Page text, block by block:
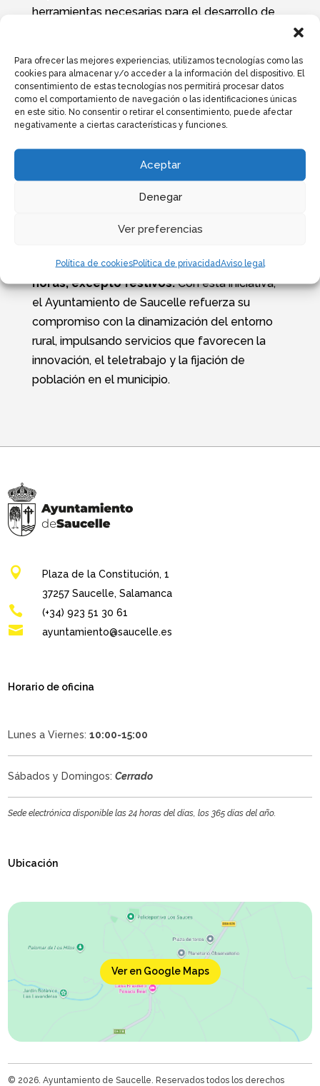
Para ofrecer las mejores experiencias, utilizamos tecnologías como las
cookies para almacenar y/o acceder a la información del dispositivo. El
consentimiento de estas tecnologías nos permitirá procesar datos
como el comportamiento de navegación o las identificaciones únicas
en este sitio. No consentir o retirar el consentimiento, puede afectar
negativamente a ciertas características y funciones.
Aceptar
Denegar
Ver preferencias
Política de cookiesPolítica de privacidadAviso legal
herramientas necesarias para el desarrollo de
reuniones,ideal para encuentros
profesionales, trabajos en grupo o sesiones
colaborativas.
será de lunes a viernes, de 10:00 a 15:00
horas, excepto festivos.Con esta iniciativa,
el Ayuntamiento de Saucelle refuerza su
compromiso con la dinamización del entorno
rural, impulsando servicios que favorecen la
innovación, el teletrabajo y la fijación de
población en el municipio.

Plaza de la Constitución, 1
37257 Saucelle, Salamanca
 (+34) 923 51 30 61
 ayuntamiento@saucelle.es
Horario de oficina
Lunes a Viernes:10:00-15:00
Sábados y Domingos:Cerrado
Sede electrónica disponible las 24 horas del días, los 365 días del año.
Ubicación
Ver en Google Maps
© 2026. Ayuntamiento de Saucelle. Reservados todos los derechos